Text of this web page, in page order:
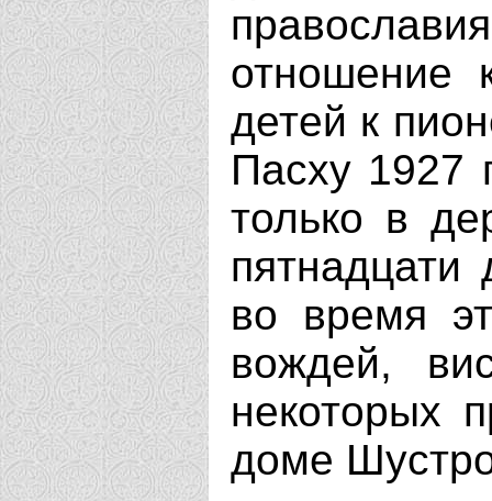
отношение
детей к
Пасху 1927
только в
во время
вождей,
некоторых
доме